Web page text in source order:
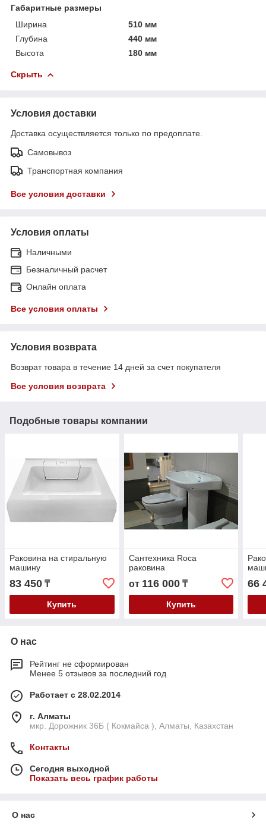
Габаритные размеры
Ширина
510 мм
Глубина
440 мм
Высота
180 мм
Скрыть
Условия доставки
Доставка осуществляется только по предоплате.
Самовывоз
Транспортная компания
Все условия доставки
Условия оплаты
Наличными
Безналичный расчет
Онлайн оплата
Все условия оплаты
Условия возврата
Возврат товара в течение 14 дней за счет покупателя
Все условия возврата
Подобные товары компании
Раковина на стиральную
машину
83 450 ₸
Купить
Сантехника Roca
раковина
от 116 000₸
Купить
66
О нас
Рейтинг не сформирован
Менее 5 отзывов за последний год
Работает с 28.02.2014
г. Алматы
мкр. Дорожник 36Б ( Кокмайса ), Алматы, Казахстан
Контакты
Сегодня выходной
Показать весь график работы
О нас